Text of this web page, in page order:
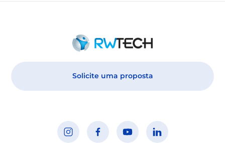
Solicite uma proposta